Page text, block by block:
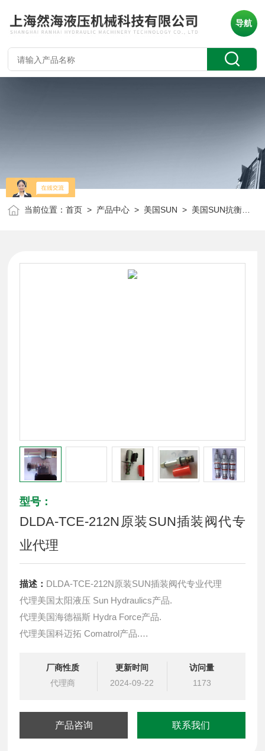
导航
当前位置：首页 > 产品中心 > 美国SUN > 美国SUN抗衡阀
型号：
DLDA-TCE-212N原装SUN插装阀代专
业代理
描述： DLDA-TCE-212N原装SUN插装阀代专业代理
代理美国太阳液压 Sun Hydraulics产品.
代理美国海德福斯 Hydra Force产品.
代理美国科迈拓 Comatrol产品.
提供油路系统设计,油路块设计,阀块设计与选型
液压油缸，经销力士乐、派克、中国台湾北部等液压元件
厂商性质
代理商
更新时间
2024-09-22
访问量
1173
产品咨询 联系我们